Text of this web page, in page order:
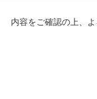
内容をご確認の上、